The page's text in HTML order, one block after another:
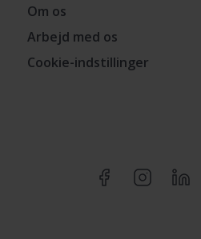
Om os
Arbejd med os
Cookie-indstillinger